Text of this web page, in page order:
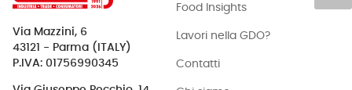
Via Mazzini, 6
43121 - Parma (ITALY)
P.IVA: 01756990345
Food Insights
Lavori nella GDO?
Contatti